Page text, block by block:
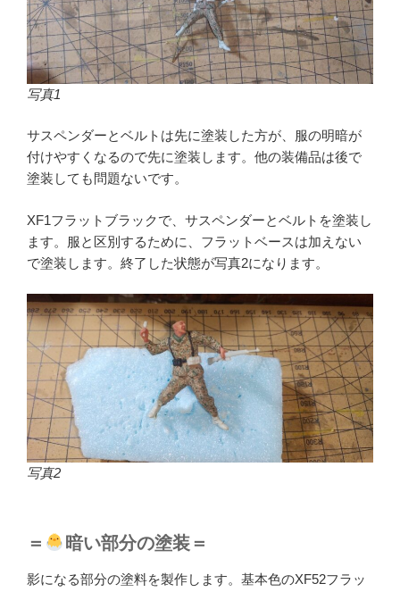
写真1
サスペンダーとベルトは先に塗装した方が、服の明暗が
付けやすくなるので先に塗装します。他の装備品は後で
塗装しても問題ないです。
XF1フラットブラックで、サスペンダーとベルトを塗装し
ます。服と区別するために、フラットベースは加えない
で塗装します。終了した状態が写真2になります。
写真2
＝ 暗い部分の塗装＝
影になる部分の塗料を製作します。基本色のXF52フラッ